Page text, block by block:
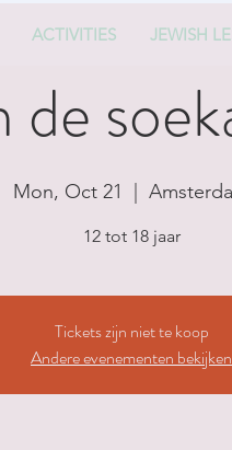
Mon, Oct 21
12 tot 18 jaar
Tickets zijn niet te koop
Andere evenementen bekijken
ACTIVITIES JEWISH